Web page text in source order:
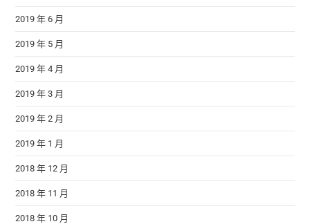
2019 年 6 月
2019 年 5 月
2019 年 4 月
2019 年 3 月
2019 年 2 月
2019 年 1 月
2018 年 12 月
2018 年 11 月
2018 年 10 月